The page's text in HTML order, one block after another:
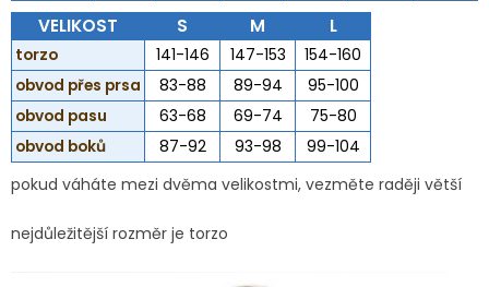
VELIKOST S M L
torzo 141-146 147-153
154-160
obvod přes prsa
83-88 89-94
95-100
obvod pasu
63-68 69-74
75-80
obvod boků
87-92 93-98
99-104
pokud váháte mezi dvěma velikostmi, vezměte raději větší
nejdůležitější rozměr je torzo